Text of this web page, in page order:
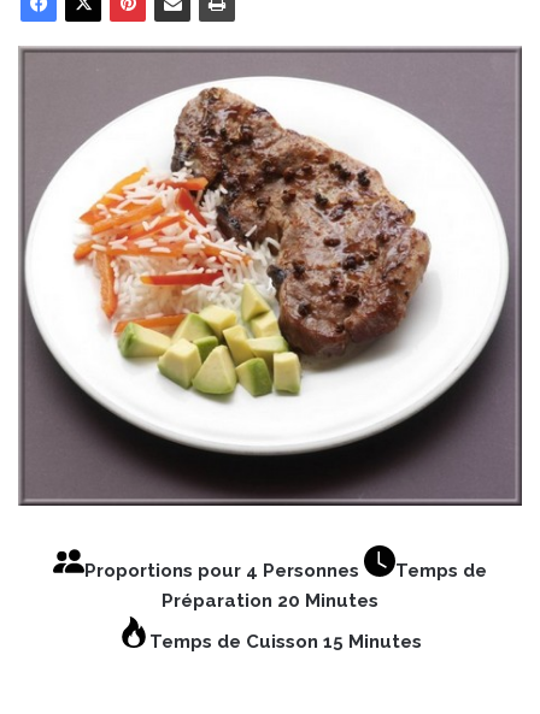
Proportions pour 4 Personnes
Temps de
Préparation 20 Minutes
Temps de Cuisson 15 Minutes